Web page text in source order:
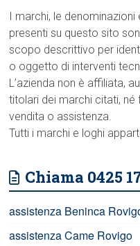
I marchi, le
presenti su questo sito
scopo descrittivo per
o oggetto di interventi
L’azienda non è affiliata,
titolari dei marchi citati,
vendita o assistenza.
Tutti i marchi e loghi
Chiama 0425
assistenza Beninca
assistenza Came Rovigo